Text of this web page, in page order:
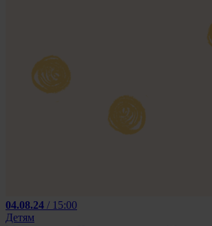
04.08.24 / 15:00
Детям